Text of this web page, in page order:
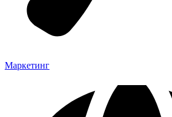
Маркетинг